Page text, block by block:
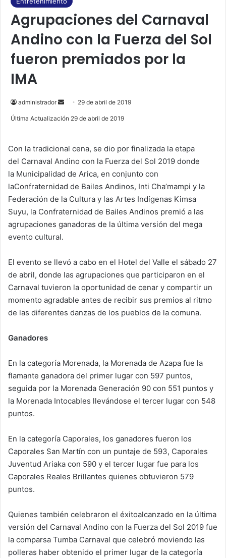
Agrupaciones del Carnaval
Andino con la Fuerza del Sol
fueron premiados por la
IMA
administrador
e
a
n
e
m
a
i
l
29 de abril de 2019
Última Actualización 29 de abril de 2019
Con la tradicional cena, se dio por finalizada la etapa
del Carnaval Andino con la Fuerza del Sol 2019 donde
la Municipalidad de Arica, en conjunto con
laConfraternidad de Bailes Andinos, Inti Cha’mampi y la
Federación de la Cultura y las Artes Indígenas Kimsa
Suyu, la Confraternidad de Bailes Andinos premió a las
agrupaciones ganadoras de la última versión del mega
evento cultural.
El evento se llevó a cabo en el Hotel del Valle el sábado 27
de abril, donde las agrupaciones que participaron en el
Carnaval tuvieron la oportunidad de cenar y compartir un
momento agradable antes de recibir sus premios al ritmo
de las diferentes danzas de los pueblos de la comuna.
Ganadores
En la categoría Morenada, la Morenada de Azapa fue la
flamante ganadora del primer lugar con 597 puntos,
seguida por la Morenada Generación 90 con 551 puntos y
la Morenada Intocables llevándose el tercer lugar con 548
puntos.
En la categoría Caporales, los ganadores fueron los
Caporales San Martín con un puntaje de 593, Caporales
Juventud Ariaka con 590 y el tercer lugar fue para los
Caporales Reales Brillantes quienes obtuvieron 579
puntos.
Quienes también celebraron el éxitoalcanzado en la última
versión del Carnaval Andino con la Fuerza del Sol 2019 fue
la comparsa Tumba Carnaval que celebró moviendo las
polleras haber obtenido el primer lugar de la categoría
b
o
o
u
b